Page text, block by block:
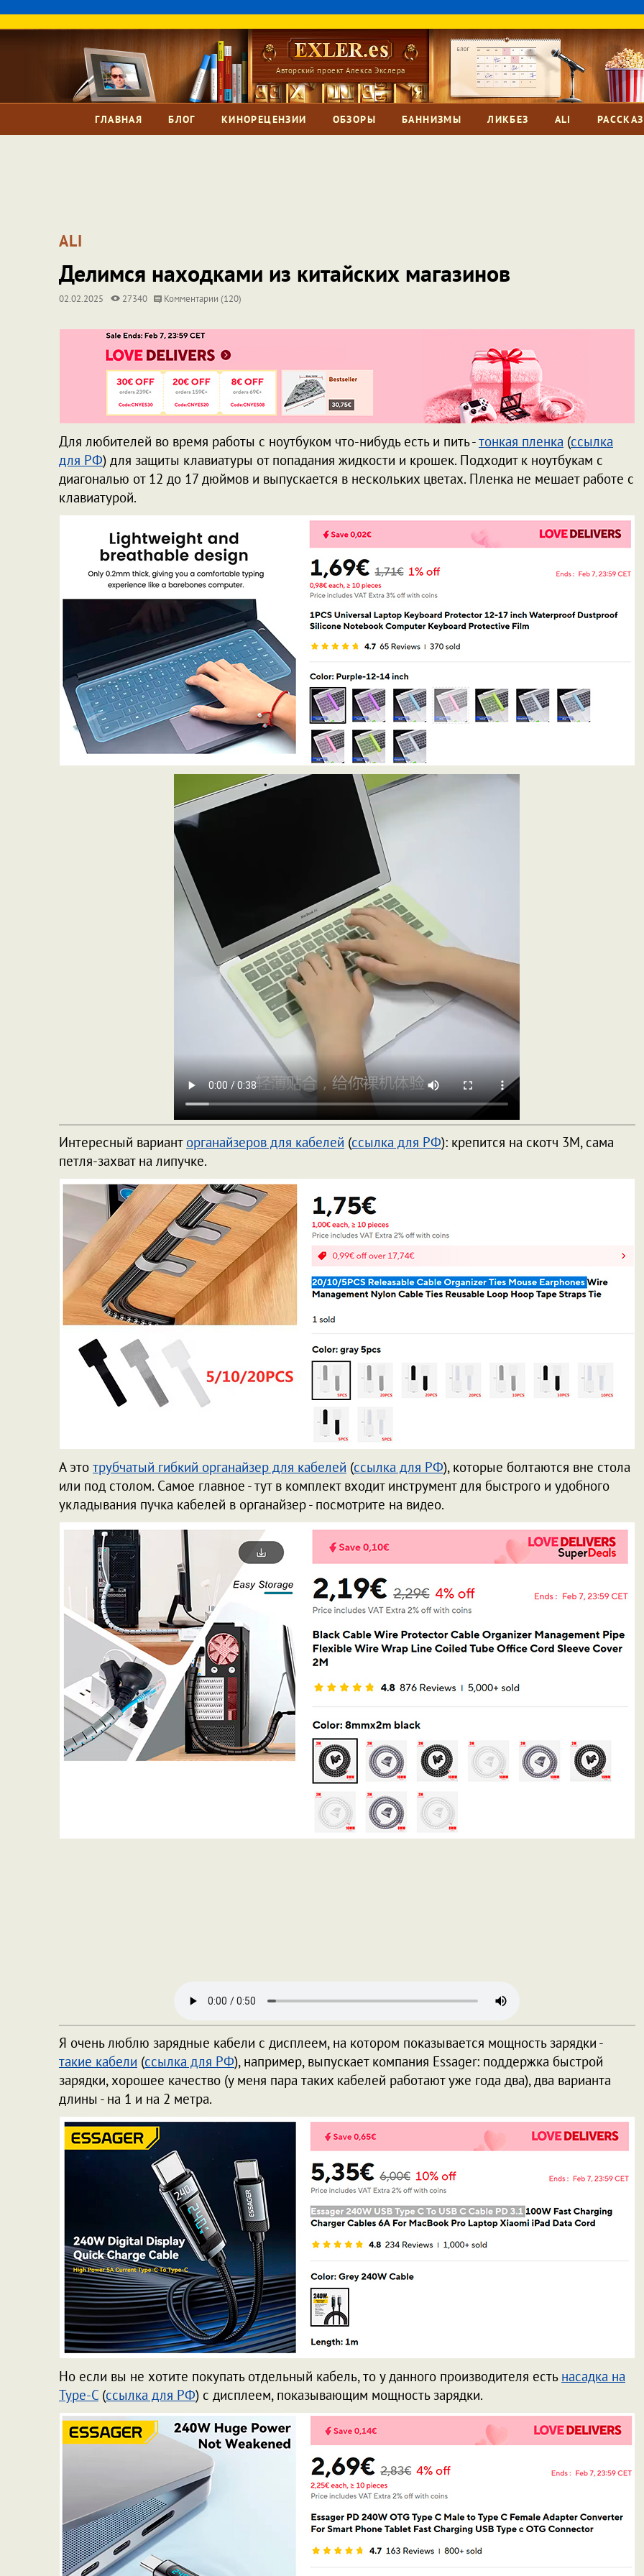
Авторский проект Алекса Экслера
ГЛАВНАЯ БЛОГ КИНОРЕЦЕНЗИИ ОБЗОРЫ БАННИЗМЫ ЛИКБЕЗ ALI
ALI
Делимся находками из китайских магазинов
02.02.2025 27340 Комментарии (120)
Для любителей во время работы с ноутбуком что-нибудь есть и пить -тонкая пленка (ссылка
для РФ) для защиты клавиатуры от попадания жидкости и крошек. Подходит к ноутбукам с
диагональю от 12 до 17 дюймов и выпускается в нескольких цветах. Пленка не мешает работе с
клавиатурой.
Интересный вариант органайзеров для кабелей (ссылка для РФ): крепится на скотч 3M, сама
петля-захват на липучке.
А это трубчатый гибкий органайзер для кабелей (ссылка для РФ), которые болтаются вне стола
или под столом. Самое главное - тут в комплект входит инструмент для быстрого и удобного
укладывания пучка кабелей в органайзер - посмотрите на видео.
Я очень люблю зарядные кабели с дисплеем, на котором показывается мощность зарядки -
такие кабели (ссылка для РФ), например, выпускает компания Essager: поддержка быстрой
зарядки, хорошее качество (у меня пара таких кабелей работают уже года два), два варианта
длины - на 1 и на 2 метра.
Но если вы не хотите покупать отдельный кабель, то у данного производителя есть насадка на
Type-С (ссылка для РФ) с дисплеем, показывающим мощность зарядки.